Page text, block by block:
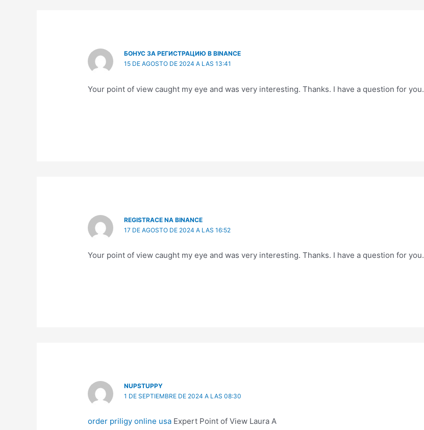
БОНУС ЗА РЕГИСТРАЦИЮ В BINANCE
15 DE AGOSTO DE 2024 A LAS 13:41
Your point of view caught my eye and was very interesting. Thanks. I have a question for you.
REGISTRACE NA BINANCE
17 DE AGOSTO DE 2024 A LAS 16:52
Your point of view caught my eye and was very interesting. Thanks. I have a question for you.
NUPSTUPPY
1 DE SEPTIEMBRE DE 2024 A LAS 08:30
order priligy online usa Expert Point of View Laura A